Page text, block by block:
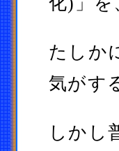
たしか
気がす
しかし